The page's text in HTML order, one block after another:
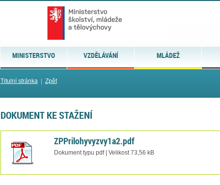
MINISTERSTVO VZDĚLÁVÁNÍ MLÁDEŽ
Titulní stránka| Zpět
DOKUMENT KE STAŽENÍ
ZPPrilohyvyzvy1a2.pdf
Dokument typu pdf | Velikost 73,56 kB